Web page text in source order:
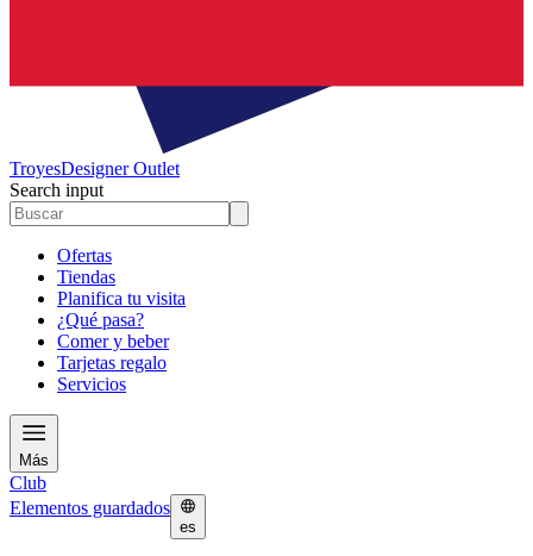
TroyesDesigner Outlet
Search input
Ofertas
Tiendas
Planifica tu visita
¿Qué pasa?
Comer y beber
Tarjetas regalo
Servicios
Más
Club
Elementos guardados
es